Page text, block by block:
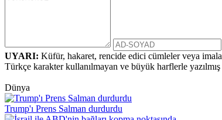
UYARI: Küfür, hakaret, rencide edici cümleler veya
Türkçe karakter kullanılmayan ve büyük harflerle
Dünya
Trump'ı Prens Salman durdurdu